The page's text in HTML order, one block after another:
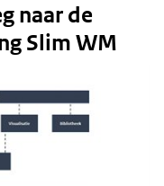
venster)
(verwijst
een
andere
naar de
Slim WM